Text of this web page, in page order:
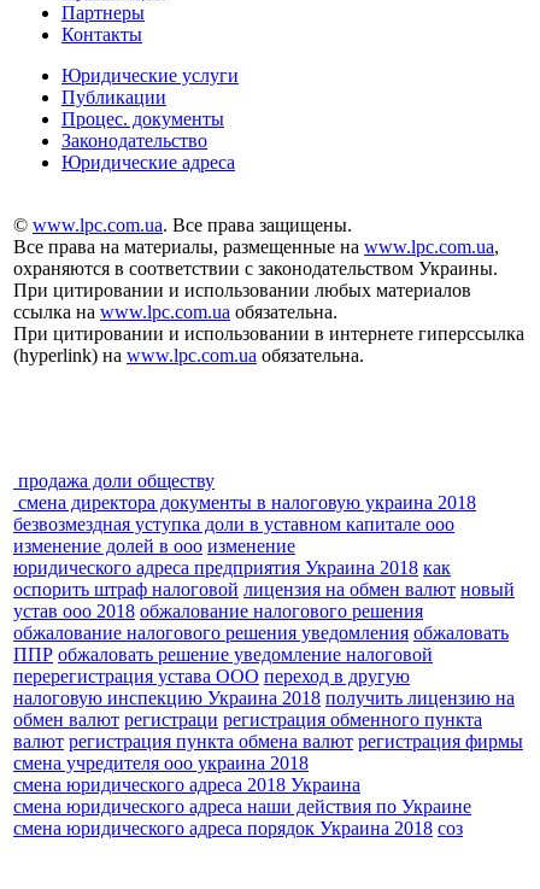
Партнеры
Контакты
Юридические услуги
Публикации
Процес. документы
Законодательство
Юридические адреса
© www.lpc.com.ua. Все права защищены.
Все права на материалы, размещенные на www.lpc.com.ua,
охраняются в соответствии с законодательством Украины.
При цитировании и использовании любых материалов
ссылка на www.lpc.com.ua обязательна.
При цитировании и использовании в интернете гиперссылка
(hyperlink) на www.lpc.com.ua обязательна.
продажа доли обществу
смена директора документы в налоговую украина 2018
безвозмездная уступка доли в уставном капитале ооо
изменение долей в ооо изменение
юридического адреса предприятия Украина 2018 как
оспорить штраф налоговой лицензия на обмен валют новый
устав ооо 2018 обжалование налогового решения
обжалование налогового решения уведомления обжаловать
ППР обжаловать решение уведомление налоговой
перерегистрация устава ООО переход в другую
налоговую инспекцию Украина 2018 получить лицензию на
обмен валют регистраци регистрация обменного пункта
валют регистрация пункта обмена валют регистрация фирмы
смена учредителя ооо украина 2018
смена юридического адреса 2018 Украина
смена юридического адреса наши действия по Украине
смена юридического адреса порядок Украина 2018 соз